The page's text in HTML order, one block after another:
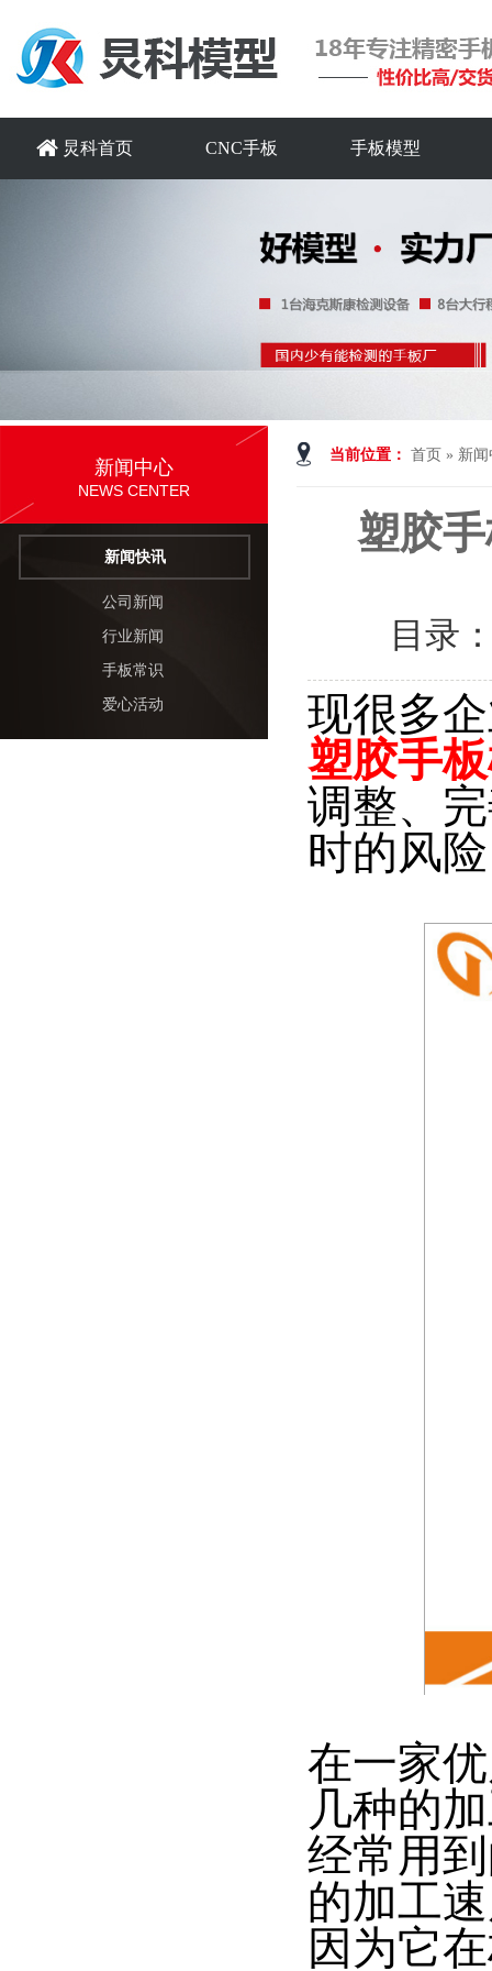
炅科首页 CNC手板 手板模型
当前位置： 首页 » 新
塑胶
目录
现很多
塑胶手
调整、
时的风
在一家
几种的
经常用
的加工
因为它
新闻中心
NEWS CENTER
新闻快讯
公司新闻
行业新闻
手板常识
爱心活动